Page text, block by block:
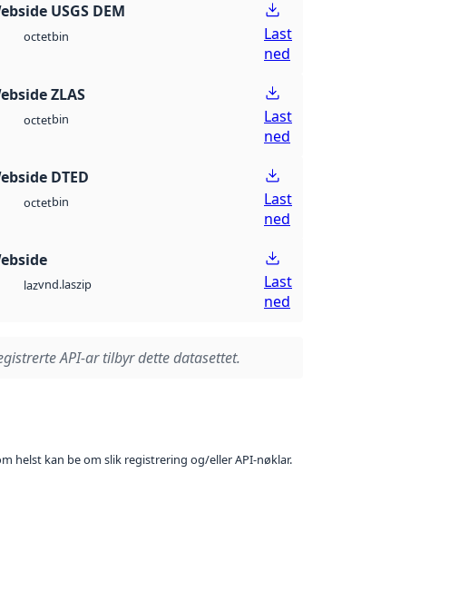
USGS DEM
octetbin
Last
ned
ZLAS
octetbin
Last
ned
DTED
octetbin
Last
ned
lazvnd.laszip
Last
ned
API-ar tilbyr dette datasettet.
helst kan be om slik registrering og/eller API-nøklar.